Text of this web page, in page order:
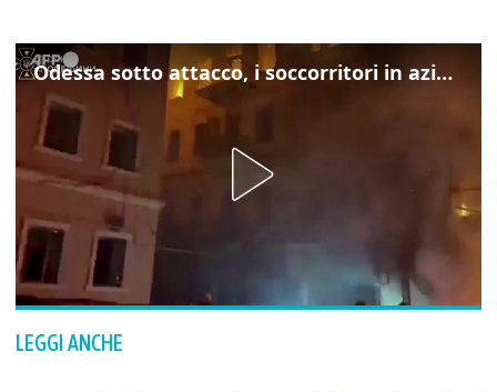
Odessa sotto attacco, i soccorritori in azione
LEGGI ANCHE